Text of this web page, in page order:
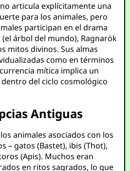
articula explícitamente una
para los animales, pero
participan en el drama
árbol del mundo), Ragnarök
mitos divinos. Sus almas
como en términos
mítica implica un
del ciclo cosmológico
Antiguas
animales asociados con los
– gatos (Bastet), ibis (Thot),
(Apis). Muchos eran
en ritos sagrados, lo que